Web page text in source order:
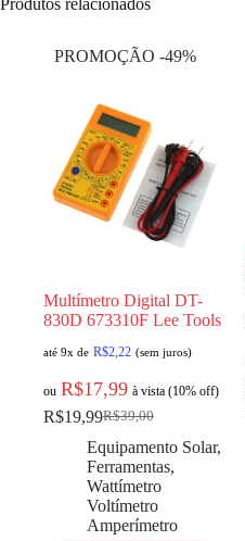
PROMOÇÃO -49%
Multímetro Digital DT-
830D 673310F Lee Tools
até 9x de R$2,22 (sem juros)
ou R$17,99 à vista (10% off)
R$39,00
R$19,99
Equipamento Solar,
Ferramentas,
Wattímetro
Voltímetro
Amperímetro